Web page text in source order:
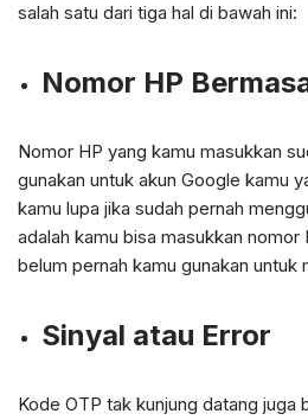
salah satu dari tiga hal di bawah ini:
Nomor HP
Nomor HP yang kamu masukkan
gunakan untuk akun Google kamu
kamu lupa jika sudah pernah
adalah kamu bisa masukkan
belum pernah kamu gunakan untuk
Sinyal atau Error
Kode OTP tak kunjung datang juga